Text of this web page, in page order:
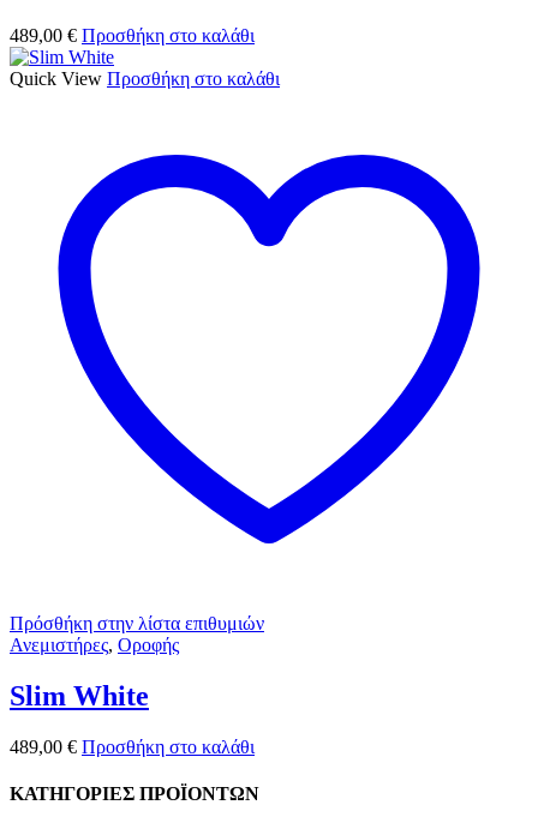
489,00 € Προσθήκη στο καλάθι
Quick View Προσθήκη στο καλάθι
Πρόσθήκη στην λίστα επιθυμιών
Ανεμιστήρες, Οροφής
Slim White
489,00 € Προσθήκη στο καλάθι
ΚΑΤΗΓΟΡΙΕΣ ΠΡΟΪΟΝΤΩΝ